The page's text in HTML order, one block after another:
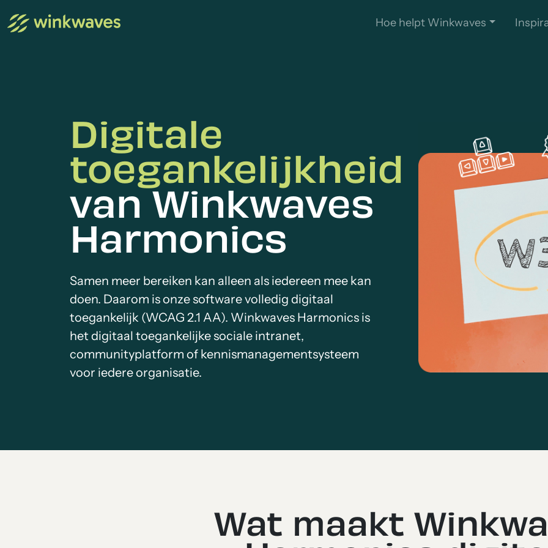
Hoe helpt Winkwaves
Digitale
toegankelijkheid
van Winkwaves
Harmonics
Samen meer bereiken kan alleen als iedereen mee kan
doen. Daarom is onze software volledig digitaal
toegankelijk (WCAG 2.1 AA). Winkwaves Harmonics is
het digitaal toegankelijke sociale intranet,
communityplatform of kennismanagementsysteem
voor iedere organisatie.
Wat maakt